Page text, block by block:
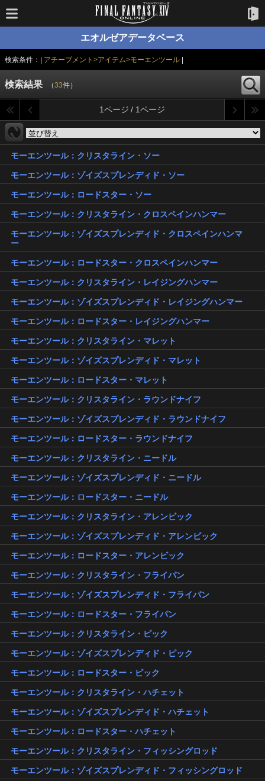
エオルゼアデータベース
検索条件：| アチーブメント>アイテム>モーエンツール|
検索結果 （33件）
1ページ / 1ページ
モーエンツール：クリスタライン・ソー
モーエンツール：ゾイズスプレンディド・ソー
モーエンツール：ロードスター・ソー
モーエンツール：クリスタライン・クロスペインハンマー
モーエンツール：ゾイズスプレンディド・クロスペインハンマ
ー
モーエンツール：ロードスター・クロスペインハンマー
モーエンツール：クリスタライン・レイジングハンマー
モーエンツール：ゾイズスプレンディド・レイジングハンマー
モーエンツール：ロードスター・レイジングハンマー
モーエンツール：クリスタライン・マレット
モーエンツール：ゾイズスプレンディド・マレット
モーエンツール：ロードスター・マレット
モーエンツール：クリスタライン・ラウンドナイフ
モーエンツール：ゾイズスプレンディド・ラウンドナイフ
モーエンツール：ロードスター・ラウンドナイフ
モーエンツール：クリスタライン・ニードル
モーエンツール：ゾイズスプレンディド・ニードル
モーエンツール：ロードスター・ニードル
モーエンツール：クリスタライン・アレンビック
モーエンツール：ゾイズスプレンディド・アレンビック
モーエンツール：ロードスター・アレンビック
モーエンツール：クリスタライン・フライパン
モーエンツール：ゾイズスプレンディド・フライパン
モーエンツール：ロードスター・フライパン
モーエンツール：クリスタライン・ピック
モーエンツール：ゾイズスプレンディド・ピック
モーエンツール：ロードスター・ピック
モーエンツール：クリスタライン・ハチェット
モーエンツール：ゾイズスプレンディド・ハチェット
モーエンツール：ロードスター・ハチェット
モーエンツール：クリスタライン・フィッシングロッド
モーエンツール：ゾイズスプレンディド・フィッシングロッド